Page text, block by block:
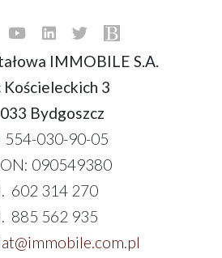
IMMOBILE S.A.
Kościeleckich 3
Bydgoszcz
554-030-90-05
090549380
602 314 270
885 562 935